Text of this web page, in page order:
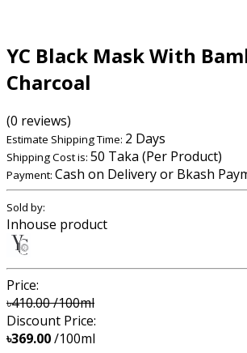
YC Black Mask With
Charcoal
(0 reviews)
Estimate Shipping Time: 2 Days
Shipping Cost is: 50 Taka (Per Product)
Payment: Cash on Delivery or Bkash
Sold by:
Inhouse product
Price:
৳410.00/100ml
Discount Price:
৳369.00/100ml